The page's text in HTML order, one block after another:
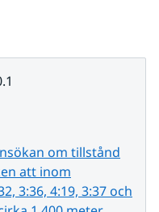
om tillstånd
att inom
3:36, 4:19, 3:37 och